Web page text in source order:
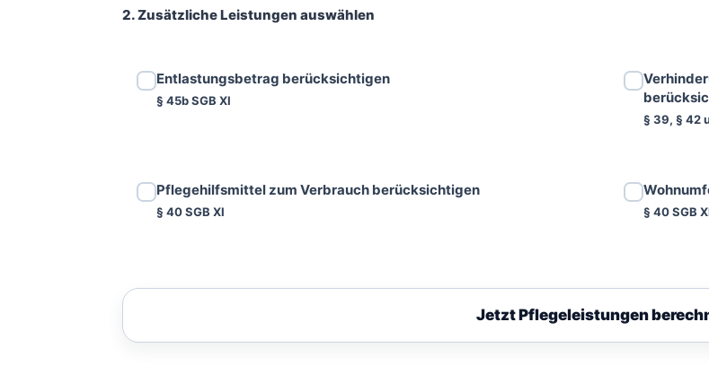
2. Zusätzliche Leistungen auswählen
Entlastungsbetrag berücksichtigen
§ 45b SGB XI
§ 39, § 42
Pflegehilfsmittel zum Verbrauch berücksichtigen
§ 40 SGB XI § 40 SGB
Jetzt Pflegeleistungen